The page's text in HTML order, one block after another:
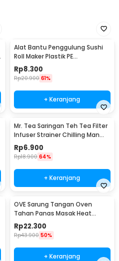
Alat Bantu Penggulung Sushi
Roll Maker Plastik PE
22x20.5x0.1cm - E1119
Rp8.300
Rp20.900 61%
+ Keranjang
Mr. Tea Saringan Teh Tea Filter
Infuser Strainer Chilling Man
Silicon - MR03
Rp6.900
Rp18.900 64%
+ Keranjang
OVE Sarung Tangan Oven
Tahan Panas Masak Heat
Resistant Gloves - 540F
Rp22.300
Rp43.900 50%
+ Keranjang